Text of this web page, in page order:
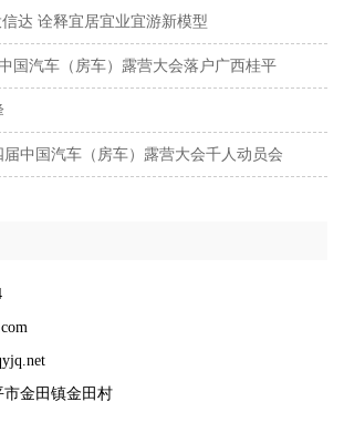
达 诠释宜居宜业宜游新模型
国汽车（房车）露营大会落户广西桂平
中国汽车（房车）露营大会千人动员会
金田镇金田村